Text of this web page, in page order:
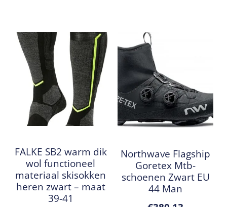
FALKE SB2 warm dik
wol functioneel
materiaal skisokken
heren zwart – maat
39-41
Northwave Flagship
Goretex Mtb-
schoenen Zwart EU
44 Man